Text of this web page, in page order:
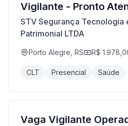
Vigilante - Pronto
STV Segurança Tecnologia
Patrimonial LTDA
Porto Alegre, RS R$
CLT Presencial Saúde
Vaga Vigilante